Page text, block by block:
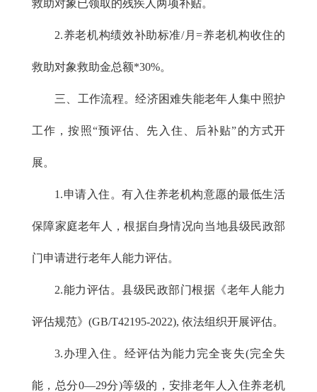
救助对象已领取的残疾人两项补贴。
2.养老机构绩效补助标准/月=养老机构收住的
救助对象救助金总额*30%。
三、工作流程。经济困难失能老年人集中照护
工作，按照“预评估、先入住、后补贴”的方式开
展。
1.申请入住。有入住养老机构意愿的最低生活
保障家庭老年人，根据自身情况向当地县级民政部
门申请进行老年人能力评估。
2.能力评估。县级民政部门根据《老年人能力
评估规范》(GB/T42195-2022), 依法组织开展评估。
3.办理入住。经评估为能力完全丧失(完全失
能，总分0—29分)等级的，安排老年人入住养老机